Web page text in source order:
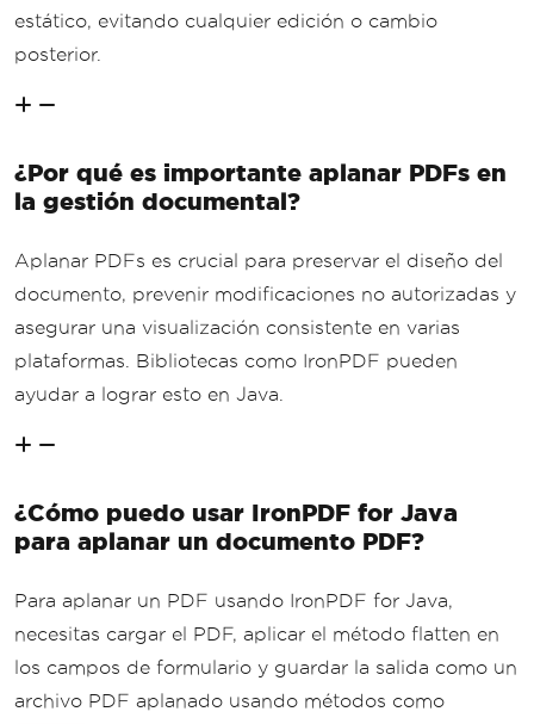
estático, evitando cualquier edición o cambio
posterior.
¿Por qué es importante aplanar PDFs en
la gestión documental?
Aplanar PDFs es crucial para preservar el diseño del
documento, prevenir modificaciones no autorizadas y
asegurar una visualización consistente en varias
plataformas. Bibliotecas como IronPDF pueden
ayudar a lograr esto en Java.
¿Cómo puedo usar IronPDF for Java
para aplanar un documento PDF?
Para aplanar un PDF usando IronPDF for Java,
necesitas cargar el PDF, aplicar el método flatten en
los campos de formulario y guardar la salida como un
archivo PDF aplanado usando métodos como